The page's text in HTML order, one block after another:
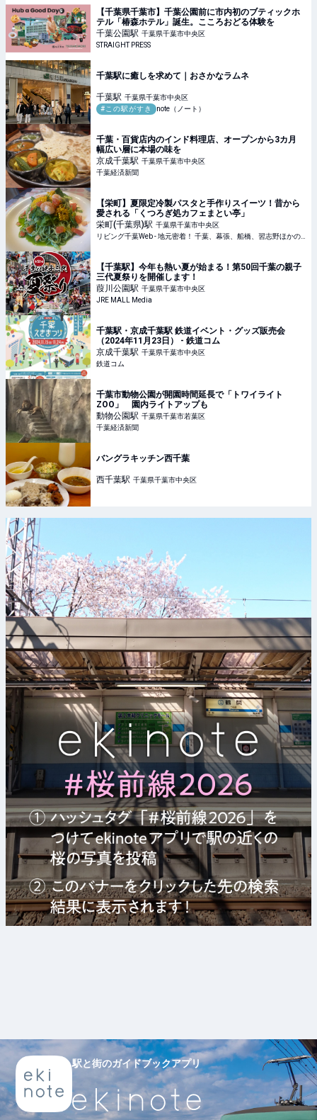
【千葉県千葉市】千葉公園前に市内初のブティックホ
テル「椿森ホテル」誕生。こころおどる体験を
千葉公園駅 千葉県千葉市中央区
STRAIGHT PRESS
千葉駅に癒しを求めて｜おさかなラムネ
千葉駅 千葉県千葉市中央区
#この駅がすき
note（ノート）
千葉・百貨店内のインド料理店、オープンから3カ月
幅広い層に本場の味を
京成千葉駅 千葉県千葉市中央区
千葉経済新聞
【栄町】夏限定冷製パスタと手作りスイーツ！昔から
愛される「くつろぎ処カフェまとい亭」
栄町(千葉県)駅 千葉県千葉市中央区
【千葉駅】今年も熱い夏が始まる！第50回千葉の親子
三代夏祭りを開催します！
葭川公園駅 千葉県千葉市中央区
JRE MALL Media
千葉駅・京成千葉駅 鉄道イベント・グッズ販売会
（2024年11月23日） - 鉄道コム
京成千葉駅 千葉県千葉市中央区
鉄道コム
千葉市動物公園が開園時間延長で「トワイライト
ZOO」 園内ライトアップも
動物公園駅 千葉県千葉市若葉区
千葉経済新聞
バングラキッチン西千葉
西千葉駅 千葉県千葉市中央区
駅と街のガイドブックアプリ